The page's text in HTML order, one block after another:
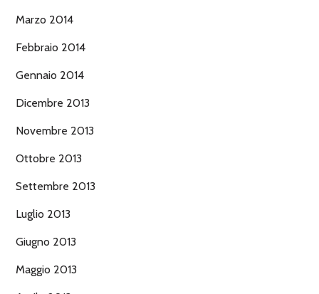
Marzo 2014
Febbraio 2014
Gennaio 2014
Dicembre 2013
Novembre 2013
Ottobre 2013
Settembre 2013
Luglio 2013
Giugno 2013
Maggio 2013